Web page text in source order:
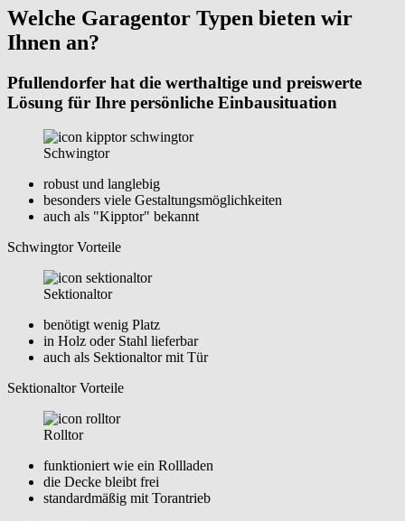
Welche Garagentor Typen bieten wir
Ihnen an?
Pfullendorfer hat die werthaltige und preiswerte
Lösung für Ihre persönliche Einbausituation
Schwingtor
robust und langlebig
besonders viele Gestaltungsmöglichkeiten
auch als "Kipptor" bekannt
Schwingtor Vorteile
Sektionaltor
benötigt wenig Platz
in Holz oder Stahl lieferbar
auch als Sektionaltor mit Tür
Sektionaltor Vorteile
Rolltor
funktioniert wie ein Rollladen
die Decke bleibt frei
standardmäßig mit Torantrieb